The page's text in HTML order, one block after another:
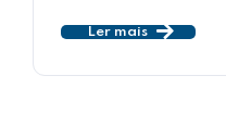
Ler mais